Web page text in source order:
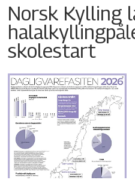
Norsk Kylling
skolestart